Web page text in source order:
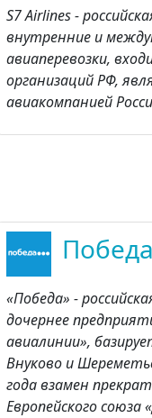
S7 Airlines -
внутренние и
авиаперевозки,
организаций РФ,
авиакомпанией
Победа
«Победа» -
дочернее
авиалинии»,
Внуково и
года взамен
Европейского союза